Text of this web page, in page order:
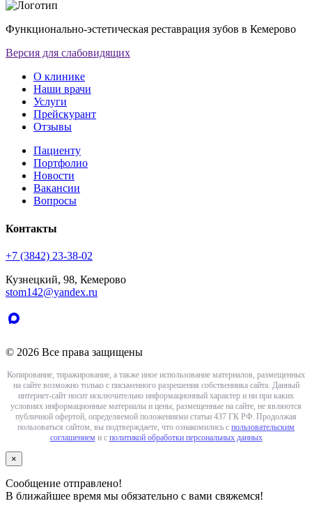
Функционально-эстетическая реставрация зубов в Кемерово
Версия для слабовидящих
О клинике
Наши врачи
Услуги
Прейскурант
Отзывы
Пациенту
Портфолио
Новости
Вакансии
Вопросы
Контакты
+7 (3842) 23-38-02
Кузнецкий, 98, Кемерово
stom142@yandex.ru
© 2026 Все права защищены
Копирование, тиражирование, а также иное использование материалов, размещенных
на сайте возможно только с письменного разрешения собственника сайта. Данный
интернет-сайт носит исключительно информационный характер и ни при каких
условиях информационные материалы и цены, размещенные на сайте, не являются
публичной офертой, определяемой положениями статьи 437 ГК РФ. Продолжая
пользоваться сайтом, вы подтверждаете, что ознакомились с пользовательским
соглашением и с политикой обработки персональных данных
×
Сообщение отправлено!
В ближайшее время мы обязательно с вами свяжемся!